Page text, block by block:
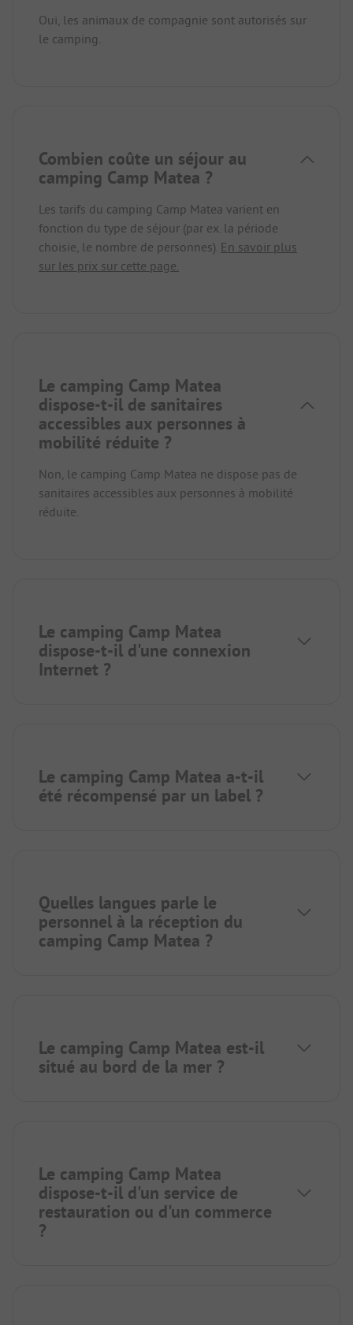
Oui, les animaux de compagnie sont autorisés sur
le camping.
Combien coûte un séjour au
camping Camp Matea ?
Les tarifs du camping Camp Matea varient en
fonction du type de séjour (par ex. la période
choisie, le nombre de personnes). En savoir plus
sur les prix sur cette page.
Le camping Camp Matea
dispose-t-il de sanitaires
accessibles aux personnes à
mobilité réduite ?
Non, le camping Camp Matea ne dispose pas de
sanitaires accessibles aux personnes à mobilité
réduite.
Le camping Camp Matea
dispose-t-il d'une connexion
Internet ?
Le camping Camp Matea a-t-il
été récompensé par un label ?
Quelles langues parle le
personnel à la réception du
camping Camp Matea ?
Le camping Camp Matea est-il
situé au bord de la mer ?
Le camping Camp Matea
dispose-t-il d'un service de
restauration ou d'un commerce
?